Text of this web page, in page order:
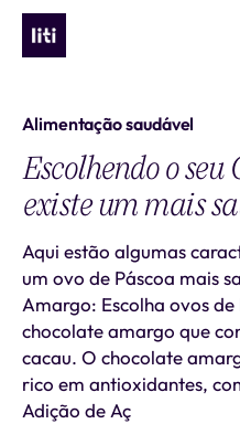
Alimentação saudável
Escolhendo o seu
existe um mais
Aqui estão algumas
um ovo de Páscoa mais
Amargo: Escolha ovos
chocolate amargo que
cacau. O chocolate
rico em antioxidantes,
Adição de Aç